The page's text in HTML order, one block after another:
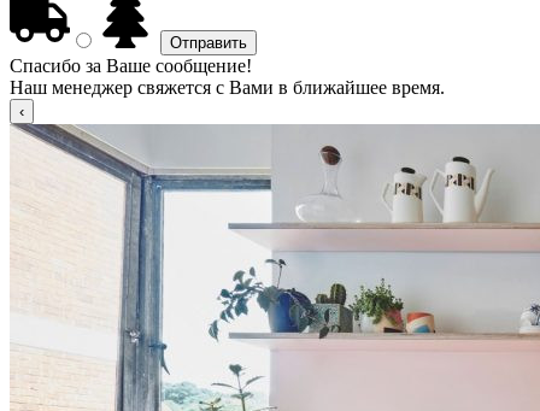
Спасибо за Ваше сообщение!
Наш менеджер свяжется с Вами в ближайшее время.